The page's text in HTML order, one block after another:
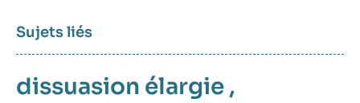
Sujets liés
dissuasion élargie ,